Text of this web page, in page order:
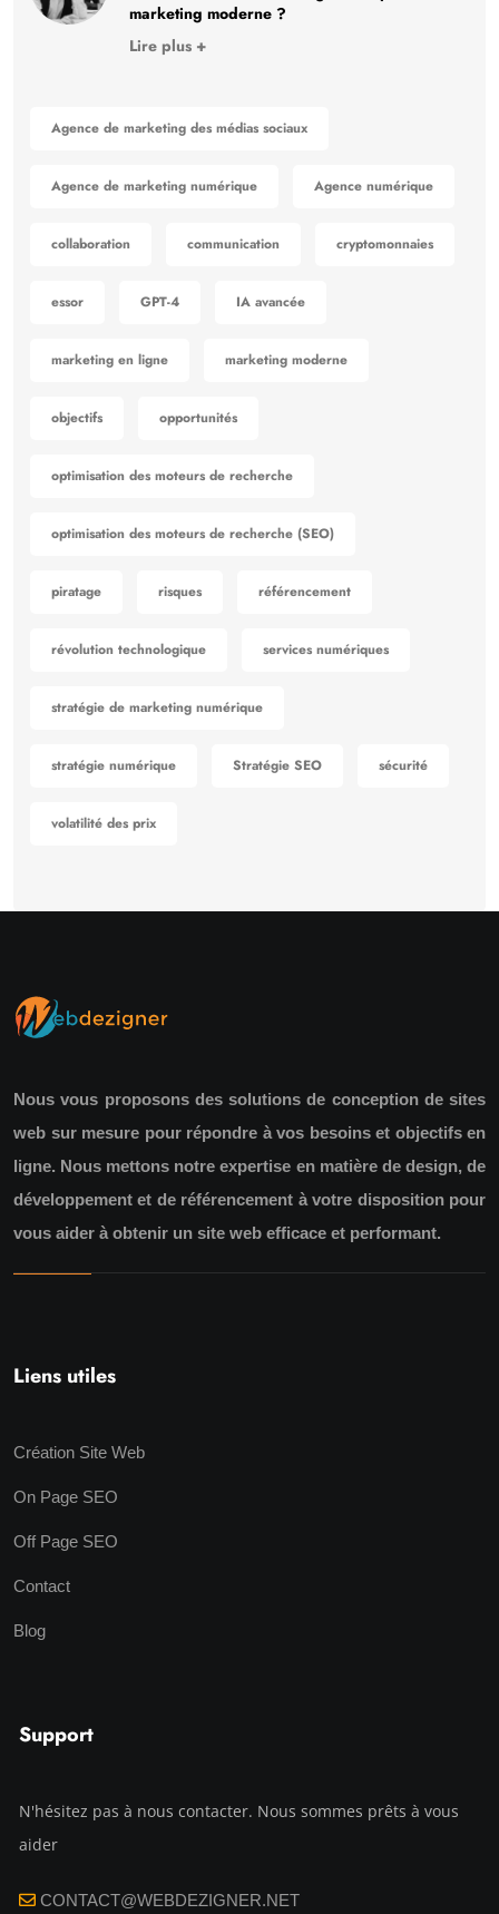
marketing moderne ?
Lire plus +
Agence de marketing des médias sociaux
Agence de marketing numérique Agence numérique
collaboration communication cryptomonnaies
essor GPT-4 IA avancée
marketing en ligne marketing moderne
objectifs opportunités
optimisation des moteurs de recherche
optimisation des moteurs de recherche (SEO)
piratage risques référencement
révolution technologique services numériques
stratégie de marketing numérique
stratégie numérique Stratégie SEO sécurité
volatilité des prix
Nous vous proposons des solutions de conception de sites
web sur mesure pour répondre à vos besoins et objectifs en
ligne. Nous mettons notre expertise en matière de design, de
développement et de référencement à votre disposition pour
vous aider à obtenir un site web efficace et performant.
Liens utiles
Création Site Web
On Page SEO
Off Page SEO
Contact
Blog
Support
N'hésitez pas à nous contacter. Nous sommes prêts à vous
aider
CONTACT@WEBDEZIGNER.NET